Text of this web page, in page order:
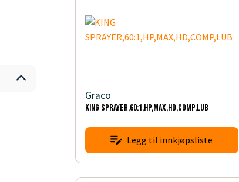
Graco
KING SPRAYER,60:1,HP,MAX,HD,COMP,LUB
Legg til innkjøpsliste